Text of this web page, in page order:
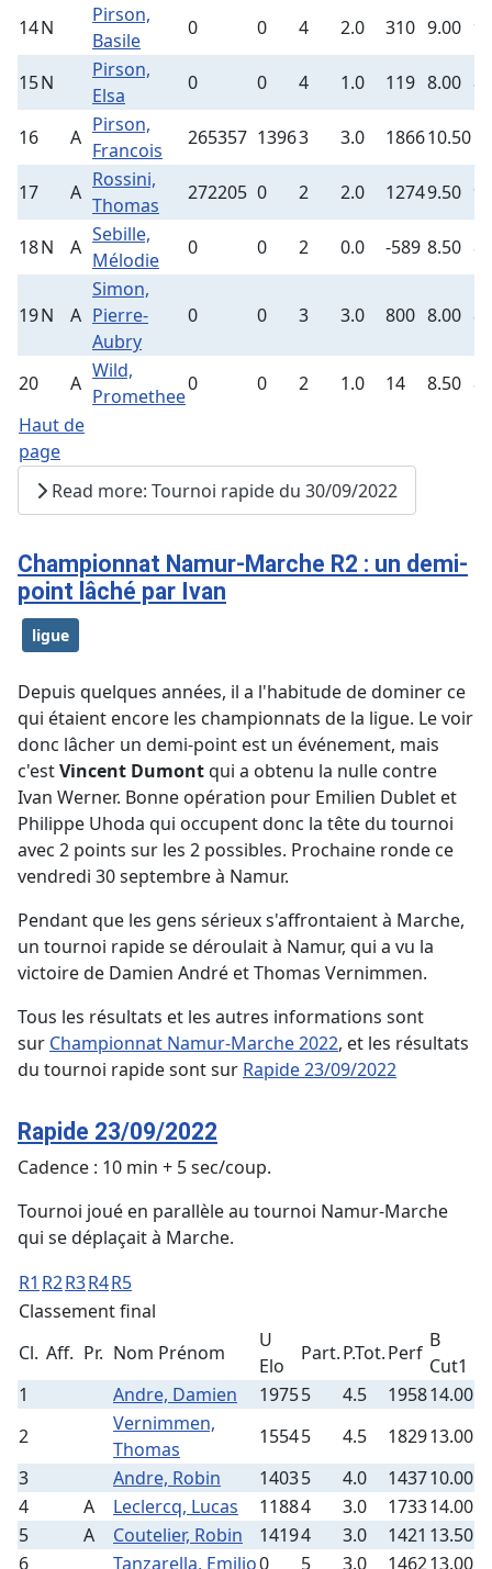
14N
Pirson,
Basile
0 0 4 2.0 310 9.00
15N
Pirson,
Elsa
0 0 4 1.0 119 8.00
16 A
Pirson,
Francois
265357 13963 3.0 186610.50
17 A
Rossini,
Thomas
272205 0 2 2.0 12749.50
18N A
Sebille,
Mélodie
0 0 2 0.0 -589 8.50
19N A
Simon,
Pierre-
Aubry
0 0 3 3.0 800 8.00
20 A
Wild,
Promethee
0 0 2 1.0 14 8.50
Haut de
page
Read more: Tournoi rapide du 30/09/2022
Championnat Namur-Marche R2 : un demi-
point lâché par Ivan
ligue
Depuis quelques années, il a l'habitude de dominer ce
qui étaient encore les championnats de la ligue. Le voir
donc lâcher un demi-point est un événement, mais
c'estVincent Dumontqui a obtenu la nulle contre
Ivan Werner. Bonne opération pour Emilien Dublet et
Philippe Uhoda qui occupent donc la tête du tournoi
avec 2 points sur les 2 possibles. Prochaine ronde ce
vendredi 30 septembre à Namur.
Pendant que les gens sérieux s'affrontaient à Marche,
un tournoi rapide se déroulait à Namur, qui a vu la
victoire de Damien André et Thomas Vernimmen.
Tous les résultats et les autres informations sont
sur Championnat Namur-Marche 2022, et les résultats
du tournoi rapide sont sur Rapide 23/09/2022
Rapide 23/09/2022
Cadence : 10 min + 5 sec/coup.
Tournoi joué en parallèle au tournoi Namur-Marche
qui se déplaçait à Marche.
R1 R2R3R4R5
Classement final
Cl. Aff. Pr. Nom Prénom
U
Elo
Part.P.Tot.Perf
B
Cut1
1
Andre, Damien 19755 4.5 195814.00
2
Vernimmen,
Thomas
15545 4.5 182913.00
3
Andre, Robin 14035 4.0 143710.00
4
A Leclercq, Lucas 11884 3.0 173314.00
5
A Coutelier, Robin 14194 3.0 1421 13.50
6
Tanzarella, Emilio0 5 3.0 146213.00